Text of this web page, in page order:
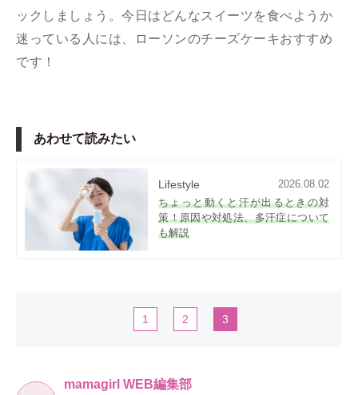
ックしましょう。今日はどんなスイーツを食べようか
迷っている人には、ローソンのチーズケーキおすすめ
です！
あわせて読みたい
Lifestyle
2026.08.02
ちょっと動くと汗が出るときの対
策！原因や対処法、多汗症について
も解説
1 2 3
mamagirl WEB編集部